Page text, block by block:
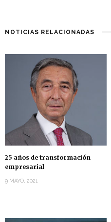
NOTICIAS RELACIONADAS
25 años de transformación
empresarial
9 MAYO, 2021